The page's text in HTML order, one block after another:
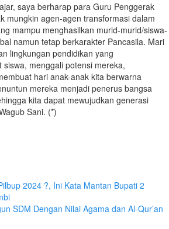
saya berharap para Guru Penggerak
mungkin agen-agen transformasi dalam
mampu menghasilkan murid-murid/siswa-
namun tetap berkarakter Pancasila. Mari
lingkungan pendidikan yang
menggali potensi mereka,
hari anak-anak kita berwarna
mereka menjadi penerus bangsa
kita dapat mewujudkan generasi
Sani. (*)
2024 ?, Ini Kata Mantan Bupati 2
SDM Dengan Nilai Agama dan Al-Qur’an